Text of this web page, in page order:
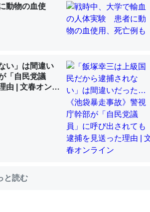
覗いてる。ぼちぼちRingも置こうかと画策
てる。電池残量や充電中かが分かるのでこ
ITツール導入でコミュニケーションが劇的に変化し
でした。PrimeとかSpotifyを支払う孝行もで
ると1週間とかの人が多いそうだけど、それ
ITツール導入でコミュニケーションが劇的に変化し
動物の血使
い」は間違い
「自民党議
由 | 文春オンラ
と読む